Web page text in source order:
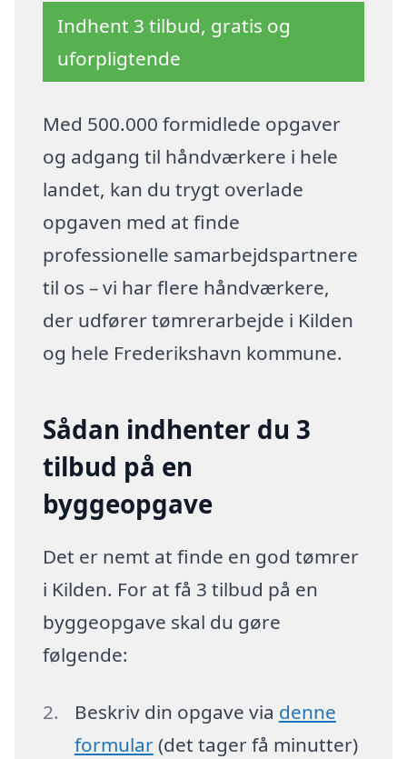
Indhent 3 tilbud, gratis og
uforpligtende
Med 500.000 formidlede opgaver
og adgang til håndværkere i hele
landet, kan du trygt overlade
opgaven med at finde
professionelle samarbejdspartnere
til os – vi har flere håndværkere,
der udfører tømrerarbejde i Kilden
og hele Frederikshavn kommune.
Sådan indhenter du 3
tilbud på en
byggeopgave
Det er nemt at finde en god tømrer
i Kilden. For at få 3 tilbud på en
byggeopgave skal du gøre
følgende:
Beskriv din opgave via denne
formular(det tager få minutter)